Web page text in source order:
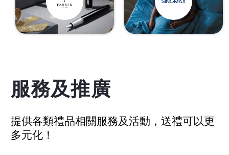
服務及推廣
提供各類禮品相關服務及活動，送禮可以更
多元化！